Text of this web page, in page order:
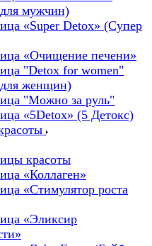
мужчин)
«Super Detox» (Супер
«Очищение печени»
"Detox for women"
женщин)
"Можно за руль"
«5Detox» (5 Детокс)
красоты
«Коллаген»
«Стимулятор роста
«Эликсир